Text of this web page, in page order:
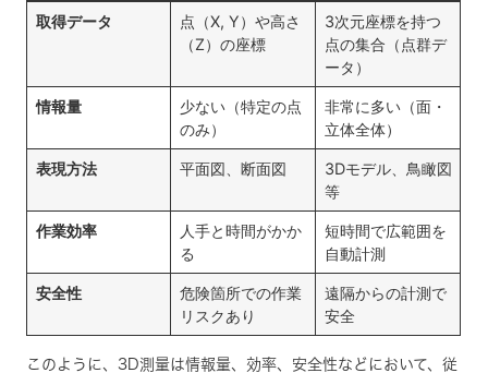
取得データ
点（X, Y）や高さ
（Z）の座標
3次元座標を持つ
点の集合（点群デ
ータ）
情報量
少ない（特定の点
のみ）
非常に多い（面・
立体全体）
表現方法 平面図、断面図
3Dモデル、鳥瞰図
等
作業効率
人手と時間がかか
る
短時間で広範囲を
自動計測
安全性
危険箇所での作業
リスクあり
遠隔からの計測で
安全
このように、3D測量は情報量、効率、安全性などにおいて、従